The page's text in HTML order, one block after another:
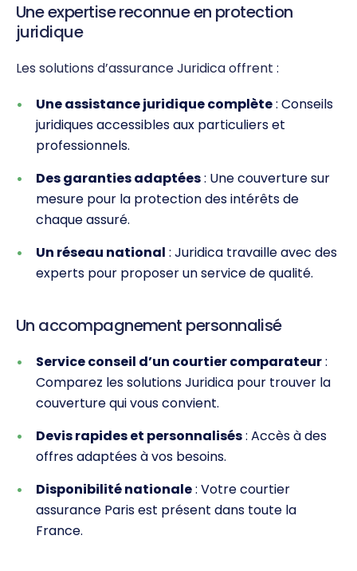
Une expertise reconnue en protection
juridique
Les solutions d’assurance Juridica offrent :
Une assistance juridique complète: Conseils
juridiques accessibles aux particuliers et
professionnels.
Des garanties adaptées: Une couverture sur
mesure pour la protection des intérêts de
chaque assuré.
Un réseau national : Juridica travaille avec des
experts pour proposer un service de qualité.
Un accompagnement personnalisé
Service conseil d’un courtier comparateur:
Comparez les solutions Juridica pour trouver la
couverture qui vous convient.
Devis rapides et personnalisés: Accès à des
offres adaptées à vos besoins.
Disponibilité nationale: Votre courtier
assurance Paris est présent dans toute la
France.